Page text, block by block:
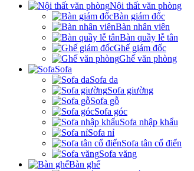
Nội thất văn phòng
Bàn giám đốc
Bàn nhân viên
Bàn quầy lễ tân
Ghế giám đốc
Ghế văn phòng
Sofa
Sofa da
Sofa giường
Sofa gỗ
Sofa góc
Sofa nhập khẩu
Sofa nỉ
Sofa tân cổ điển
Sofa văng
Bàn ghế